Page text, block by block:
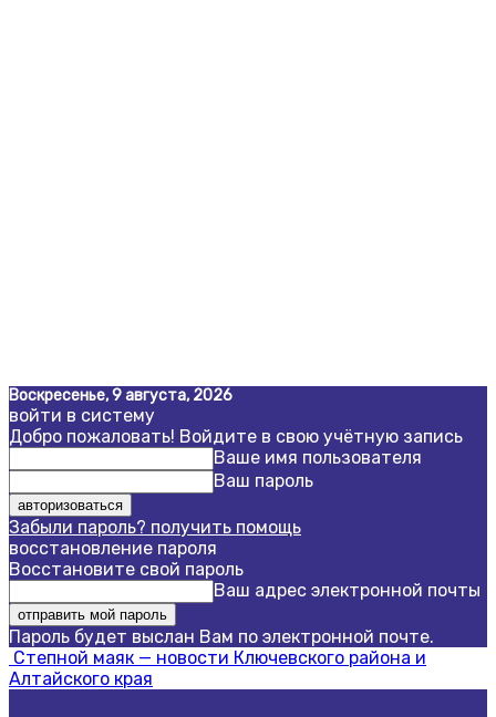
Воскресенье, 9 августа, 2026
войти в систему
Добро пожаловать! Войдите в свою учётную запись
Ваше имя пользователя
Ваш пароль
Забыли пароль? получить помощь
восстановление пароля
Восстановите свой пароль
Ваш адрес электронной почты
Пароль будет выслан Вам по электронной почте.
Степной маяк — новости Ключевского района и
Алтайского края